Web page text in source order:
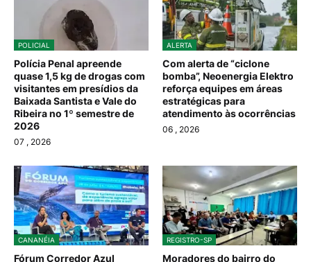
POLICIAL
Polícia Penal apreende
quase 1,5 kg de drogas com
visitantes em presídios da
Baixada Santista e Vale do
Ribeira no 1º semestre de
2026
07 , 2026
ALERTA
Com alerta de “ciclone
bomba”, Neoenergia Elektro
reforça equipes em áreas
estratégicas para
atendimento às ocorrências
06 , 2026
CANANÉIA
Fórum Corredor Azul
REGISTRO-SP
Moradores do bairro do